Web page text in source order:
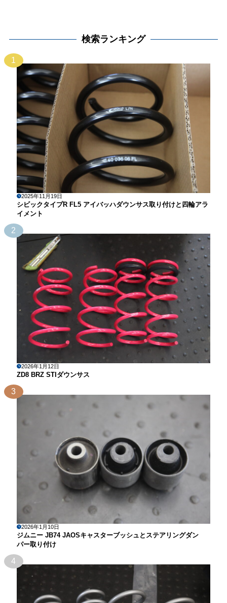
検索ランキング
1
2025年11月19日
シビックタイプR FL5 アイバッハダウンサス取り付けと四輪アラ
イメント
2
2026年1月12日
ZD8 BRZ STIダウンサス
3
2026年1月10日
ジムニー JB74 JAOSキャスターブッシュとステアリングダン
パー取り付け
4